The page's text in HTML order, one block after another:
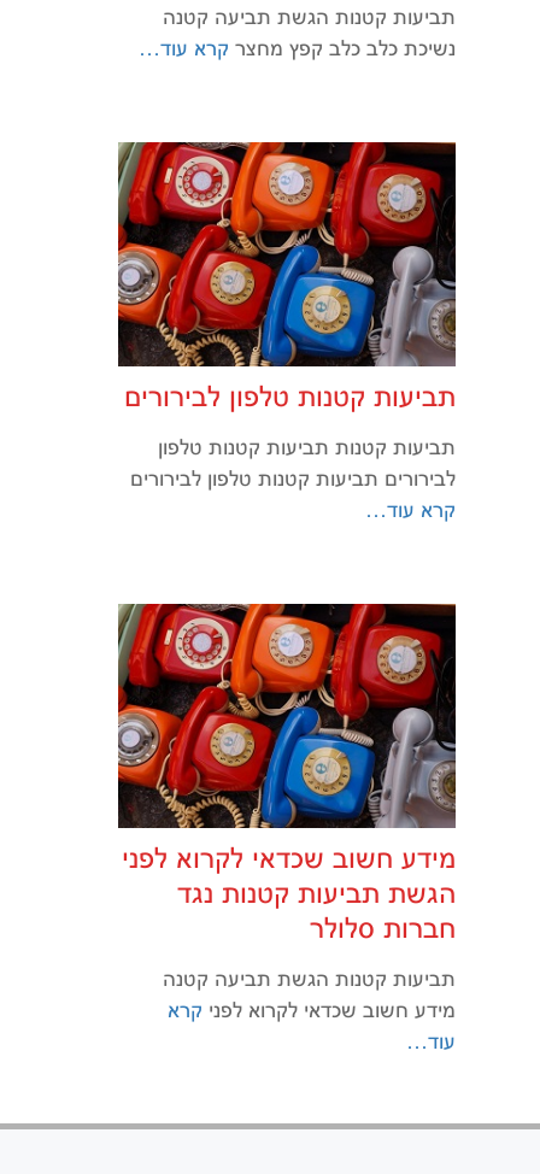
תביעות קטנות הגשת תביעה קטנה
נשיכת כלב כלב קפץ מחצר קרא עוד…
תביעות קטנות טלפון לבירורים
תביעות קטנות תביעות קטנות טלפון
לבירורים תביעות קטנות טלפון לבירורים
קרא עוד…
מידע חשוב שכדאי לקרוא לפני
הגשת תביעות קטנות נגד
חברות סלולר
תביעות קטנות הגשת תביעה קטנה
מידע חשוב שכדאי לקרוא לפני קרא
עוד…